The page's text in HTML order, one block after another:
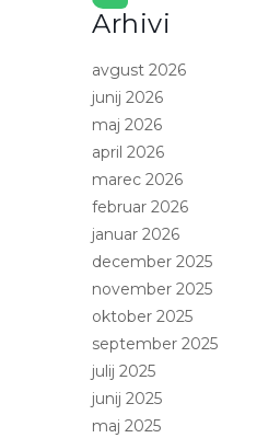
Arhivi
avgust 2026
junij 2026
maj 2026
april 2026
marec 2026
februar 2026
januar 2026
december 2025
november 2025
oktober 2025
september 2025
julij 2025
junij 2025
maj 2025